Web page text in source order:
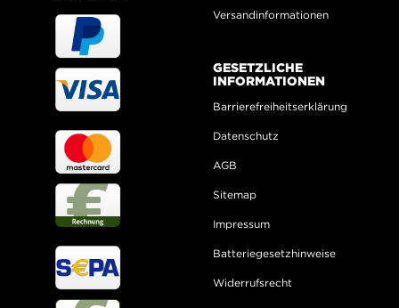
Versandinformationen
GESETZLICHE
INFORMATIONEN
Barrierefreiheitserklärung
Datenschutz
AGB
Sitemap
Impressum
Batteriegesetzhinweise
Widerrufsrecht